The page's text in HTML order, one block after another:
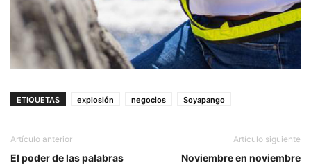
ETIQUETAS explosión negocios Soyapango
Artículo anterior
El poder de las palabras
Artículo siguiente
Noviembre en noviembre